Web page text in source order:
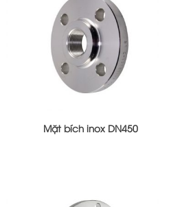
Mặt bích inox DN450